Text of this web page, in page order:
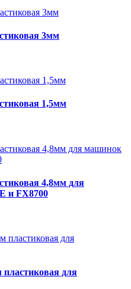
3мм
1,5мм
4,8мм для
и FX8700
пластиковая для